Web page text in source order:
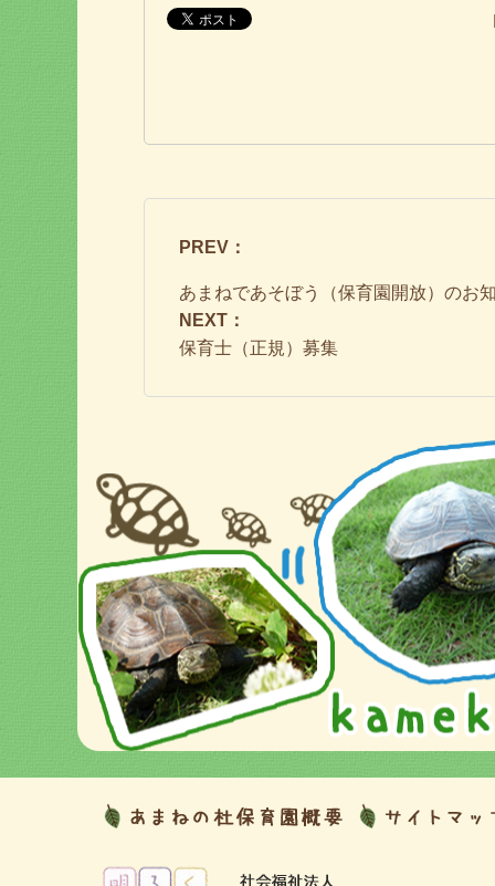
PREV：
あまねであそぼう（保育園開放）のお
NEXT：
保育士（正規）募集